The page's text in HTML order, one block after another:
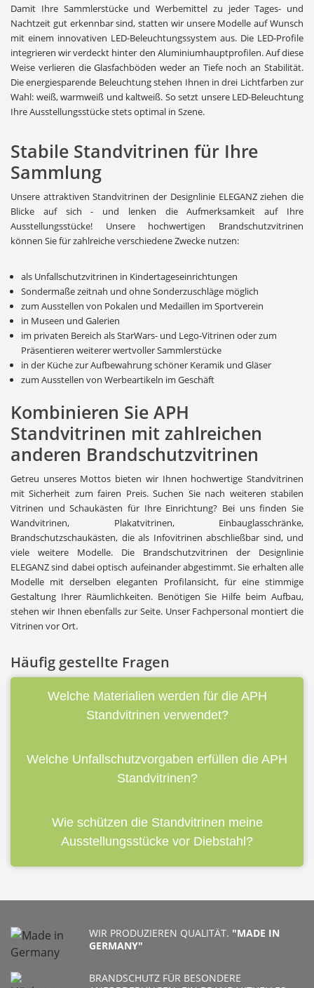
Damit Ihre Sammlerstücke und Werbemittel zu jeder Tages- und
Nachtzeit gut erkennbar sind, statten wir unsere Modelle auf Wunsch
mit einem innovativen LED-Beleuchtungssystem aus. Die LED-Profile
integrieren wir verdeckt hinter den Aluminiumhauptprofilen. Auf diese
Weise verlieren die Glasfachböden weder an Tiefe noch an Stabilität.
Die energiesparende Beleuchtung stehen Ihnen in drei Lichtfarben zur
Wahl: weiß, warmweiß und kaltweiß. So setzt unsere LED-Beleuchtung
Ihre Ausstellungsstücke stets optimal in Szene.
Stabile Standvitrinen für Ihre
Sammlung
Unsere attraktiven Standvitrinen der Designlinie ELEGANZ ziehen die
Blicke auf sich - und lenken die Aufmerksamkeit auf Ihre
Ausstellungsstücke! Unsere hochwertigen Brandschutzvitrinen
können Sie für zahlreiche verschiedene Zwecke nutzen:
als Unfallschutzvitrinen in Kindertageseinrichtungen
Sondermaße zeitnah und ohne Sonderzuschläge möglich
zum Ausstellen von Pokalen und Medaillen im Sportverein
in Museen und Galerien
im privaten Bereich als StarWars- und Lego-Vitrinen oder zum
Präsentieren weiterer wertvoller Sammlerstücke
in der Küche zur Aufbewahrung schöner Keramik und Gläser
zum Ausstellen von Werbeartikeln im Geschäft
Kombinieren Sie APH
Standvitrinen mit zahlreichen
anderen Brandschutzvitrinen
Getreu unseres Mottos bieten wir Ihnen hochwertige Standvitrinen
mit Sicherheit zum fairen Preis. Suchen Sie nach weiteren stabilen
Vitrinen und Schaukästen für Ihre Einrichtung? Bei uns finden Sie
Wandvitrinen, Plakatvitrinen, Einbauglasschränke,
Brandschutzschaukästen, die als Infovitrinen abschließbar sind, und
viele weitere Modelle. Die Brandschutzvitrinen der Designlinie
ELEGANZ sind dabei optisch aufeinander abgestimmt. Sie erhalten alle
Modelle mit derselben eleganten Profilansicht, für eine stimmige
Gestaltung Ihrer Räumlichkeiten. Benötigen Sie Hilfe beim Aufbau,
stehen wir Ihnen ebenfalls zur Seite. Unser Fachpersonal montiert die
Vitrinen vor Ort.
Häufig gestellte Fragen
Welche Materialien werden für die APH
Standvitrinen verwendet?
Welche Unfallschutzvorgaben erfüllen die APH
Standvitrinen?
Wie schützen die Standvitrinen meine
Ausstellungsstücke vor Diebstahl?
WIR PRODUZIEREN QUALITÄT. "MADE IN
GERMANY"
BRANDSCHUTZ FÜR BESONDERE